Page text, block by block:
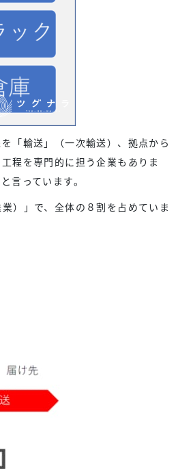
「輸送」（一次輸送）、拠点から
程を専門的に担う企業もありま
言っています。
）」で、全体の８割を占めていま